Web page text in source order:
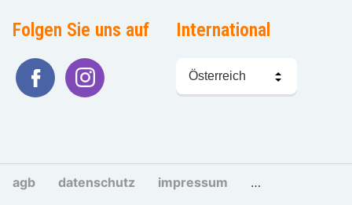
Folgen Sie uns auf International
Sprache
wählen
agb datenschutz impressum cookies und